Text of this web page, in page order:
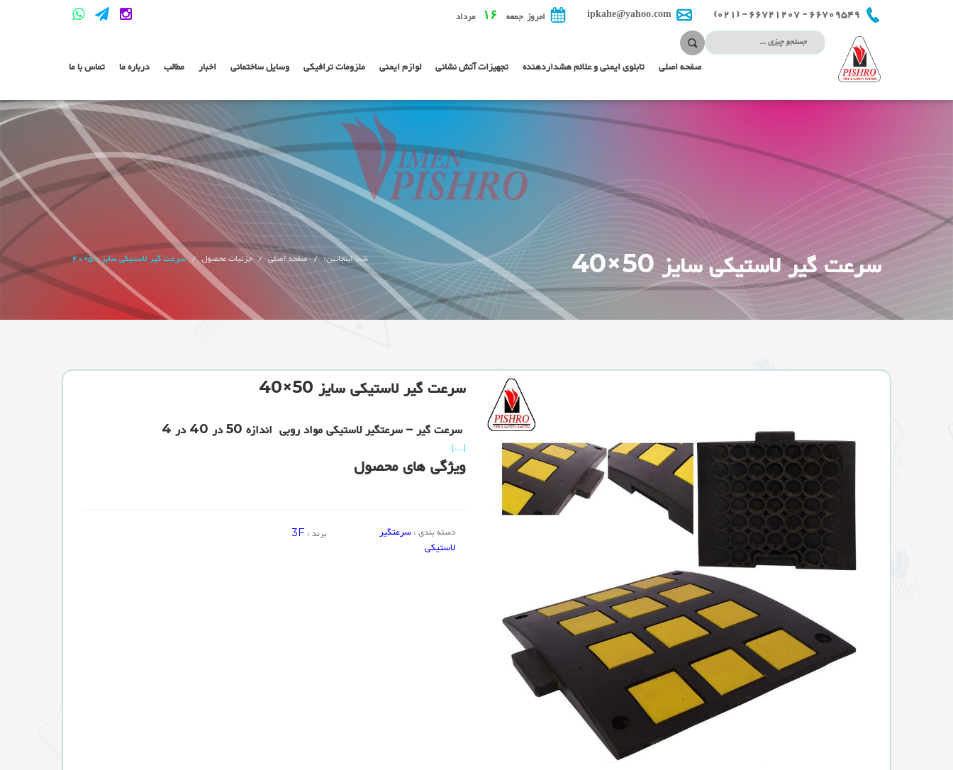
66709549 - 66721207 - (021)
ipkahe@yahoo.com امروز جمعه مرداد
صفحه اصلی تابلوی ایمنی و علائم هشداردهنده تجهیزات آتش نشانی لوازم ایمنی ملزومات ترافیکی وسایل ساختمانی اخبار مطالب درباره ما تماس با ما
سرعت گیر لاستیکی سایز 50×40 شما اینجایین: صفحه اصلی جزئیات محصول سرعت گیر لاستیکی سایز 50×40
سرعت گیر لاستیکی سایز 50×40
سرعت گیر – سرعتگیر لاستیکی مواد روبی اندازه 50 در 40 در 4
[...]
ویژگی های محصول
دسته بندی :سرعتگیر
لاستیکی
برند : 3F